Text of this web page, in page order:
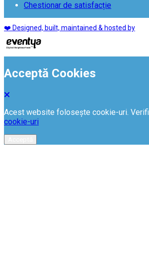
Chestionar de satisfacție
❤️ Designed, built, maintained & hosted by
Acceptă Cookies
Acest website folosește cookie-uri.
cookie-uri